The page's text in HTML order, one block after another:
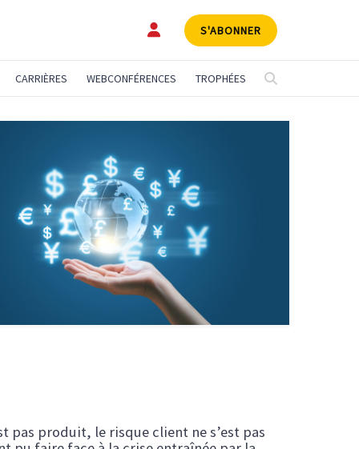
S'ABONNER
CARRIÈRES WEBCONFÉRENCES TROPHÉES
pas produit, le risque client ne s’est pas